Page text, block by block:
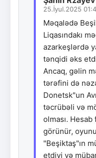
25.İyul.2025
Məqalədə
Liqasındakı
azarkeşlərdə
tənqidi əks
Ancaq, gəlin
tərəfini də
Donetsk"un
təcrübəli və
olması.
görünür,
"Beşiktaş"ın
etdiyi və